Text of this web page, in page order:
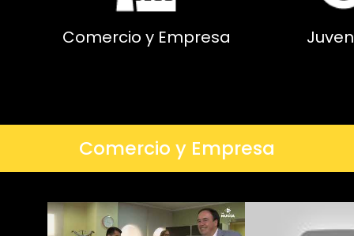
Comercio y Empresa
Comercio y Empresa